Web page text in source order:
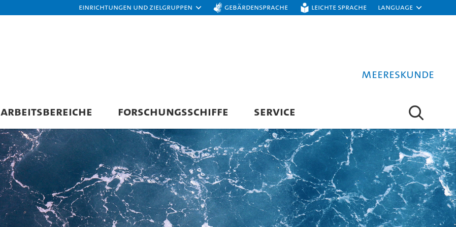
Einrichtungen und Zielgruppen Gebärdensprache Leichte Sprache Language
Meereskunde
ARBEITSBEREICHE FORSCHUNGSSCHIFFE SERVICE